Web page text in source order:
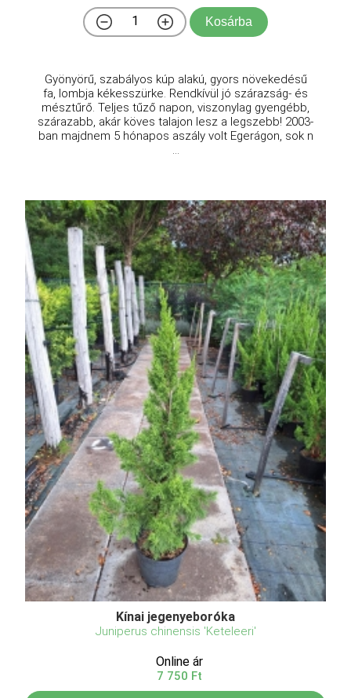
Kosárba
Gyönyörű, szabályos kúp alakú, gyors növekedésű
fa, lombja kékesszürke. Rendkívül jó szárazság- és
mésztűrő. Teljes tűző napon, viszonylag gyengébb,
szárazabb, akár köves talajon lesz a legszebb! 2003-
ban majdnem 5 hónapos aszály volt Egerágon, sok n
...
Kínai jegenyeboróka
Juniperus chinensis 'Keteleeri'
Online ár
7 750 Ft